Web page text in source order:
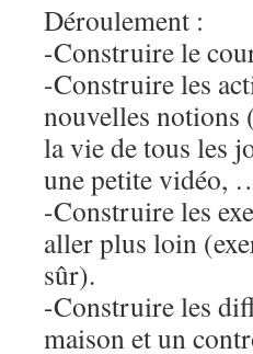
Déroulement :
-Construire le
-Construire les
nouvelles notions
la vie de tous les
une petite vidéo,
-Construire les
aller plus loin
sûr).
-Construire les
maison et un